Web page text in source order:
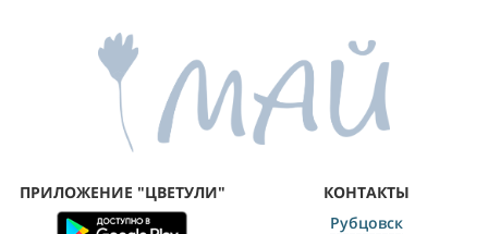
ПРИЛОЖЕНИЕ "ЦВЕТУЛИ"
КОНТАКТЫ
Рубцовск